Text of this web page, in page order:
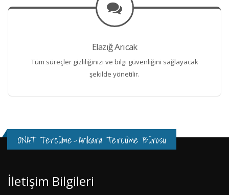
Elazığ Arıcak
Tüm süreçler gizliliğinizi ve bilgi güvenliğini sağlayacak
şekilde yönetilir.
ONAT Tercüme-Ankara Tercüme Bürosu
İletişim Bilgileri